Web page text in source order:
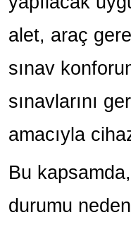
alet, araç
sınav
sınavlarını
amacıyla
Bu
durumu